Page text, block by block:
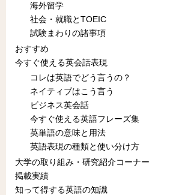
海外留学
社会・就職とTOEIC
試験まわりの諸事項
おすすめ
今すぐ使える英会話表現
コレは英語でどう言うの？
ネイティブはこう言う
ビジネス英会話
今すぐ使える英語フレーズ集
英単語の意味と用法
英語表現の種類と使い分け方
大学の取り組み・研究紹介コーナー
掲載実績
知って得する英語の知識